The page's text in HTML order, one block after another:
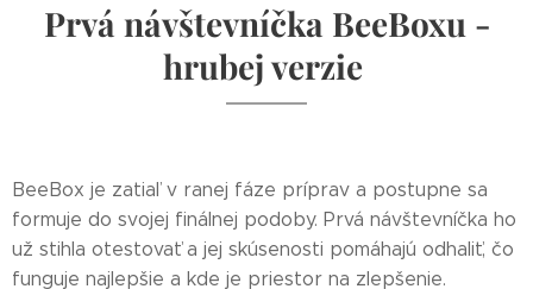
Prvá návštevníčka BeeBoxu -
hrubej verzie
BeeBox je zatiaľ v ranej fáze príprav a postupne sa
formuje do svojej finálnej podoby. Prvá návštevníčka ho
už stihla otestovať a jej skúsenosti pomáhajú odhaliť, čo
funguje najlepšie a kde je priestor na zlepšenie.